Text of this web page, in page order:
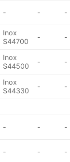
- - -
Inox
S44700
- -
Inox
S44500
- -
Inox
S44330
- -
- - -
- - -